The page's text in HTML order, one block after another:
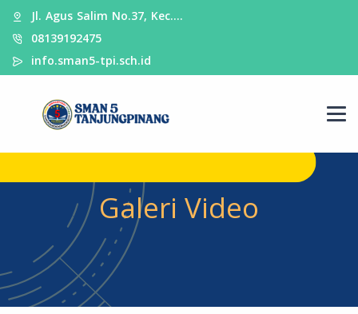
Jl. Agus Salim No.37, Kec.…
08139192475
info.sman5-tpi.sch.id
Galeri Video